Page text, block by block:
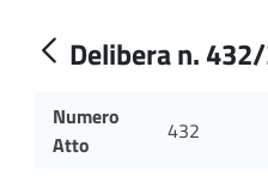
Delibera n.
Numero
Atto
432